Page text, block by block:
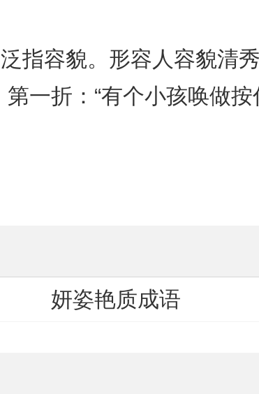
指容貌。形容人容貌清秀
第一折：“有个小孩唤做
妍姿艳质成语